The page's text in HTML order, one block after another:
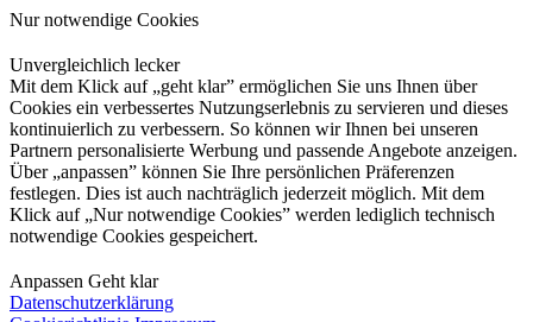
Nur notwendige Cookies
Unvergleichlich lecker
Mit dem Klick auf „geht klar” ermöglichen Sie uns Ihnen über
Cookies ein verbessertes Nutzungserlebnis zu servieren und dieses
kontinuierlich zu verbessern. So können wir Ihnen bei unseren
Partnern personalisierte Werbung und passende Angebote anzeigen.
Über „anpassen” können Sie Ihre persönlichen Präferenzen
festlegen. Dies ist auch nachträglich jederzeit möglich. Mit dem
Klick auf „Nur notwendige Cookies” werden lediglich technisch
notwendige Cookies gespeichert.
Anpassen Geht klar
Datenschutzerklärung